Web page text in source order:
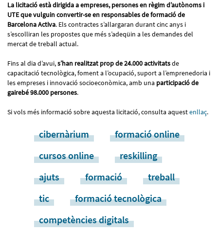
La licitació està dirigida a empreses, persones en règim d’autònoms i
UTE que vulguin convertir-se en responsables de formació de
Barcelona Activa. Els contractes s’allargaran durant cinc anys i
s’escolliran les propostes que més s’adeqüin a les demandes del
mercat de treball actual.
Fins al dia d’avui,s’han realitzat prop de 24.000 activitatsde
capacitació tecnològica, foment a l’ocupació, suport a l’emprenedoria i
les empreses i innovació socioeconòmica, amb una participació de
gairebé 98.000 persones.
Si vols més informació sobre aquesta licitació, consulta aquestenllaç.
cibernàrium
formació online
cursos online
reskilling
ajuts
formació
treball
tic
formació tecnològica
competències digitals